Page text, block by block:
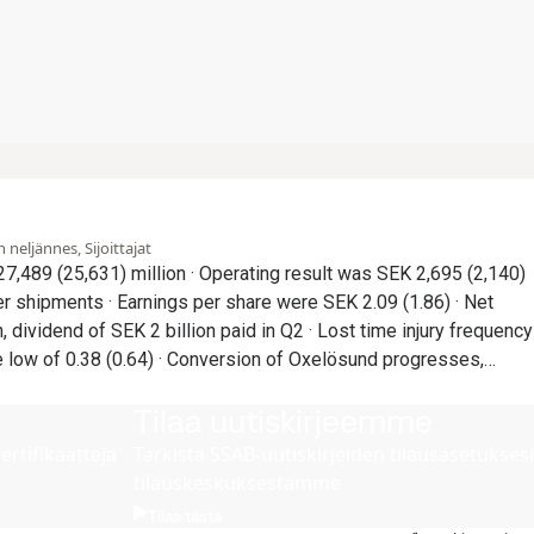
neljännes, Sijoittajat
SEK 2.09 (1.86) · Net
2 billion paid in Q2 · Lost time injury frequency
of Oxelösund progresses,